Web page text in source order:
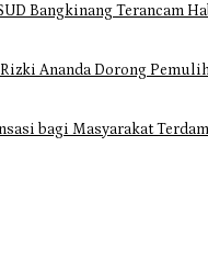
Bangkinang Terancam
Ananda Dorong
bagi Masyarakat